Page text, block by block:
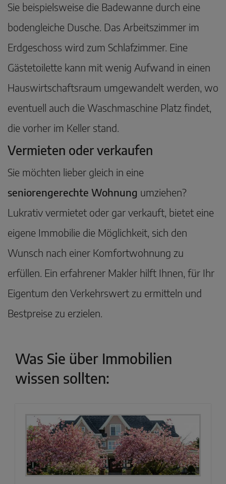
Sie beispielsweise die Badewanne durch eine
bodengleiche Dusche. Das Arbeitszimmer im
Erdgeschoss wird zum Schlafzimmer. Eine
Gästetoilette kann mit wenig Aufwand in einen
Hauswirtschaftsraum umgewandelt werden, wo
eventuell auch die Waschmaschine Platz findet,
die vorher im Keller stand.
Vermieten oder verkaufen
Sie möchten lieber gleich in eine
seniorengerechte Wohnung umziehen?
Lukrativ vermietet oder gar verkauft, bietet eine
eigene Immobilie die Möglichkeit, sich den
Wunsch nach einer Komfortwohnung zu
erfüllen. Ein erfahrener Makler hilft Ihnen, für Ihr
Eigentum den Verkehrswert zu ermitteln und
Bestpreise zu erzielen.
Was Sie über Immobilien
wissen sollten: